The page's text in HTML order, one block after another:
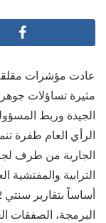
عادت مؤشرات
مثيرة تساؤلات
الجيدة وربط
الرأي العام طفرة
الجارية من طرف
الترابية والمفتشية
البرمجة، الصفقات